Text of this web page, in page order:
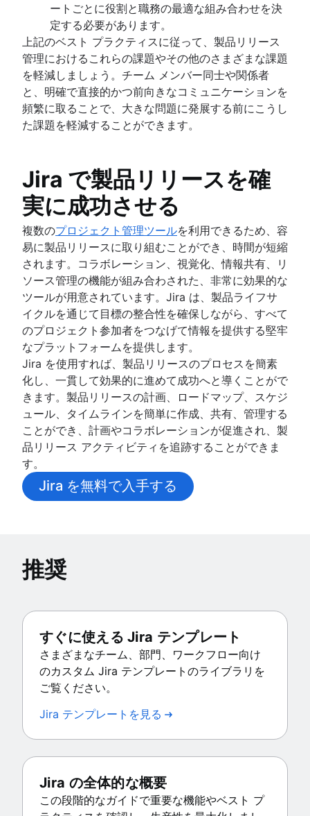
ートごとに役割と職務の最適な組み合わせを決
定する必要があります。
上記のベスト プラクティスに従って、製品リリース
管理におけるこれらの課題やその他のさまざまな課題
を軽減しましょう。チーム メンバー同士や関係者
と、明確で直接的かつ前向きなコミュニケーションを
頻繁に取ることで、大きな問題に発展する前にこうし
た課題を軽減することができます。
Jira で製品リリースを確
実に成功させる
複数のプロジェクト管理ツールを利用できるため、容
易に製品リリースに取り組むことができ、時間が短縮
されます。コラボレーション、視覚化、情報共有、リ
ソース管理の機能が組み合わされた、非常に効果的な
ツールが用意されています。Jira は、製品ライフサ
イクルを通じて目標の整合性を確保しながら、すべて
のプロジェクト参加者をつなげて情報を提供する堅牢
なプラットフォームを提供します。
Jira を使用すれば、製品リリースのプロセスを簡素
化し、一貫して効果的に進めて成功へと導くことがで
きます。製品リリースの計画、ロードマップ、スケジ
ュール、タイムラインを簡単に作成、共有、管理する
ことができ、計画やコラボレーションが促進され、製
品リリース アクティビティを追跡することができま
す。
Jira を無料で入手する
推奨
すぐに使える Jira テンプレート
さまざまなチーム、部門、ワークフロー向け
のカスタム Jira テンプレートのライブラリを
ご覧ください。
Jira テンプレートを見る
Jira の全体的な概要
この段階的なガイドで重要な機能やベスト プ